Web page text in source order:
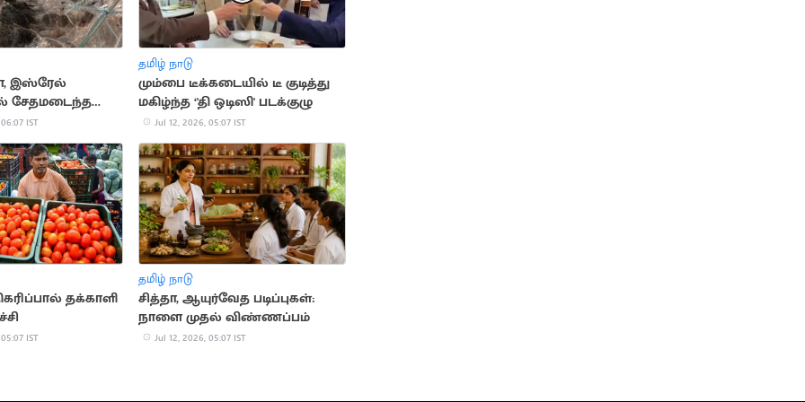
இஸ்ரேல்
சேதமடைந்த
ஈரான்
IST
தமிழ் நாடு
மும்பை டீக்கடையில் டீ குடித்து
மகிழ்ந்த ‘'தி ஒடிஸி' படக்குழு
Jul 12, 2026, 05:07 IST
தக்காளி
IST
தமிழ் நாடு
சித்தா, ஆயுர்வேத படிப்புகள்:
நாளை முதல் விண்ணப்பம்
Jul 12, 2026, 05:07 IST